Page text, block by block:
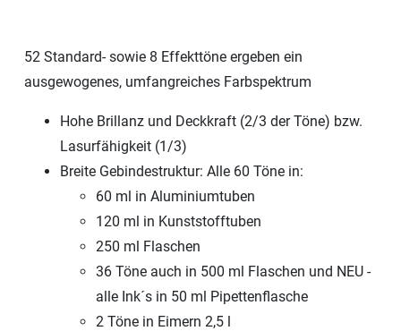
52 Standard- sowie 8 Effekttöne ergeben ein
ausgewogenes, umfangreiches Farbspektrum
Hohe Brillanz und Deckkraft (2/3 der Töne) bzw.
Lasurfähigkeit (1/3)
Breite Gebindestruktur: Alle 60 Töne in:
60 ml in Aluminiumtuben
120 ml in Kunststofftuben
250 ml Flaschen
36 Töne auch in 500 ml Flaschen und NEU -
alle Ink´s in 50 ml Pipettenflasche
2 Töne in Eimern 2,5 l